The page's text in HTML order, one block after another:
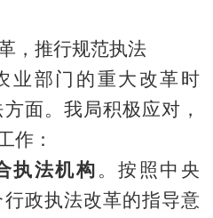
，推行规范执法
业部门的重大改革时
面。我局积极应对，
作：
执法机构 。按照中央
行政执法改革的指导意